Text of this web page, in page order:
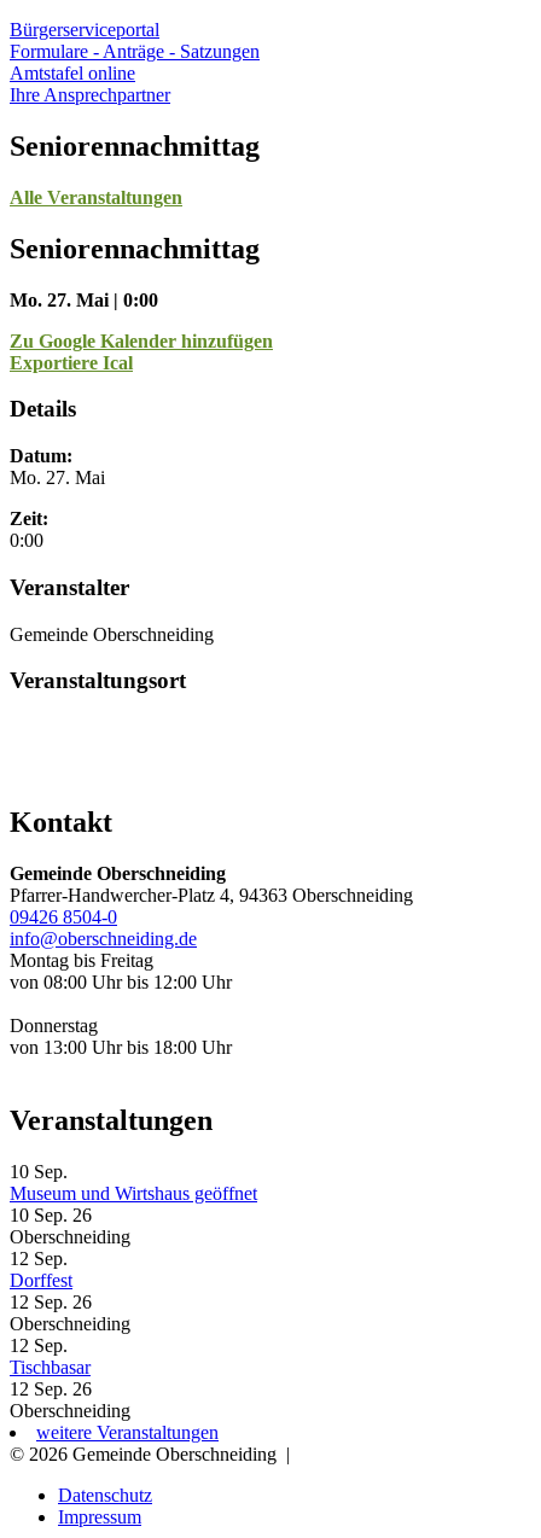
Bürgerserviceportal
Formulare - Anträge - Satzungen
Amtstafel online
Ihre Ansprechpartner
Seniorennachmittag
Alle Veranstaltungen
Seniorennachmittag
Mo. 27. Mai | 0:00
Zu Google Kalender hinzufügen
Exportiere Ical
Details
Datum:
Mo. 27. Mai
Zeit:
0:00
Veranstalter
Gemeinde Oberschneiding
Veranstaltungsort
Kontakt
Gemeinde Oberschneiding
Pfarrer-Handwercher-Platz 4, 94363 Oberschneiding
09426 8504-0
info@oberschneiding.de
Montag bis Freitag
von 08:00 Uhr bis 12:00 Uhr
Donnerstag
von 13:00 Uhr bis 18:00 Uhr
Veranstaltungen
10 Sep.
Museum und Wirtshaus geöffnet
10 Sep. 26
Oberschneiding
12 Sep.
Dorffest
12 Sep. 26
Oberschneiding
12 Sep.
Tischbasar
12 Sep. 26
Oberschneiding
weitere Veranstaltungen
© 2026 Gemeinde Oberschneiding |
Datenschutz
Impressum